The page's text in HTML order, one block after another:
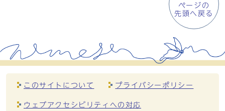
ページの
先頭へ戻る
このサイトについて プライバシーポリシー
ウェブアクセシビリティへの対応